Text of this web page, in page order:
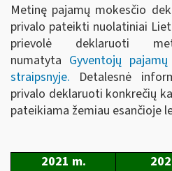
Metinę pajamų mokesčio
privalo pateikti nuolatiniai
prievolė deklaruoti
numatyta Gyventojų
straipsnyje. Detalesnė
privalo deklaruoti konkrečių
pateikiama žemiau esančioje
2021 m.